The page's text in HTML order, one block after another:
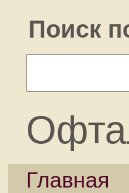
Поиск
Главная